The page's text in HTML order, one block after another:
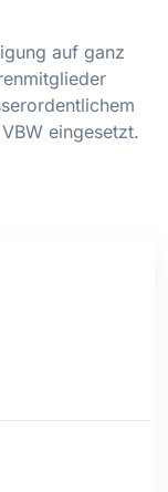
auf ganz
eingesetzt.